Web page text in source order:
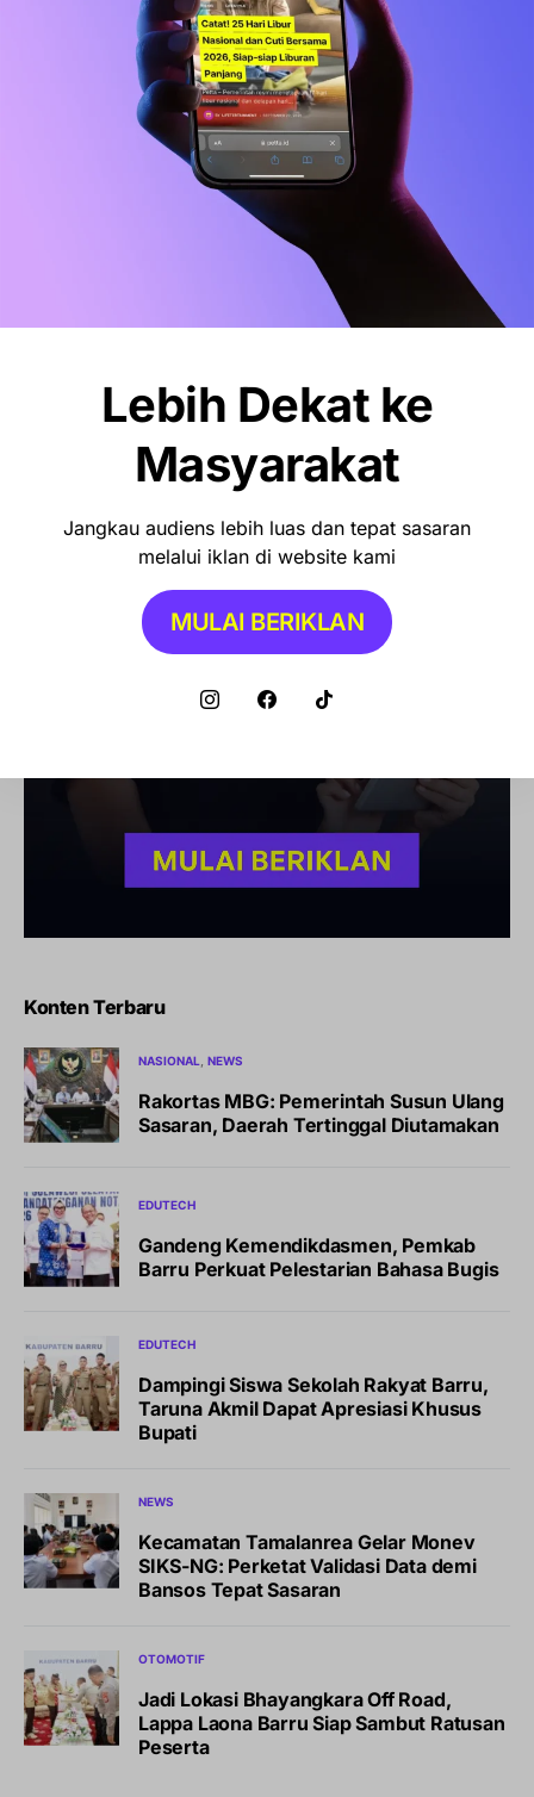
Konten Terbaru
NASIONAL NEWS
Rakortas MBG: Pemerintah Susun Ulang
Sasaran, Daerah Tertinggal Diutamakan
EDUTECH
Gandeng Kemendikdasmen, Pemkab
Barru Perkuat Pelestarian Bahasa Bugis
EDUTECH
Dampingi Siswa Sekolah Rakyat Barru,
Taruna Akmil Dapat Apresiasi Khusus
Bupati
NEWS
Kecamatan Tamalanrea Gelar Monev
SIKS-NG: Perketat Validasi Data demi
Bansos Tepat Sasaran
OTOMOTIF
Jadi Lokasi Bhayangkara Off Road,
Lappa Laona Barru Siap Sambut Ratusan
Peserta
Lebih Dekat ke
Masyarakat
Jangkau audiens lebih luas dan tepat sasaran
melalui iklan di website kami
MULAI BERIKLAN